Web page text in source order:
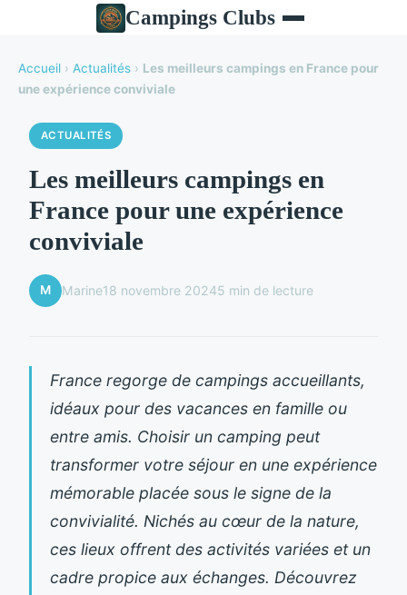
Campings Clubs
Accueil › Actualités › Les meilleurs campings en France pour
une expérience conviviale
ACTUALITÉS
Les meilleurs campings en
France pour une expérience
conviviale
M Marine18 novembre 20245 min de lecture
France regorge de campings accueillants,
idéaux pour des vacances en famille ou
entre amis. Choisir un camping peut
transformer votre séjour en une expérience
mémorable placée sous le signe de la
convivialité. Nichés au cœur de la nature,
ces lieux offrent des activités variées et un
cadre propice aux échanges. Découvrez